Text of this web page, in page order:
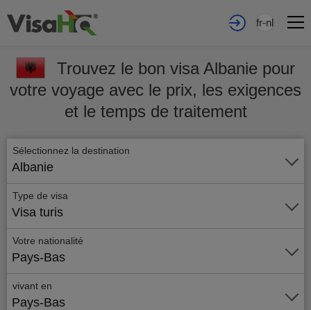
fr-nl
Trouvez le bon visa Albanie pour
votre voyage avec le prix, les exigences
et le temps de traitement
Sélectionnez la destination
Albanie
Type de visa
Visa turis
Votre nationalité
Pays-Bas
vivant en
Pays-Bas